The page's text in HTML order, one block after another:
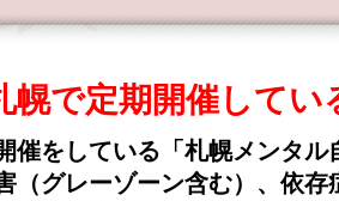
幌で定期開催して
催をしている「札幌メンタ
（グレーゾーン含む）、依